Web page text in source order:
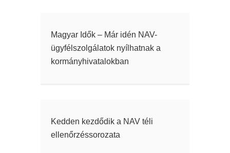
Magyar Idők – Már idén NAV-
ügyfélszolgálatok nyílhatnak a
kormányhivatalokban
Kedden kezdődik a NAV téli
ellenőrzéssorozata